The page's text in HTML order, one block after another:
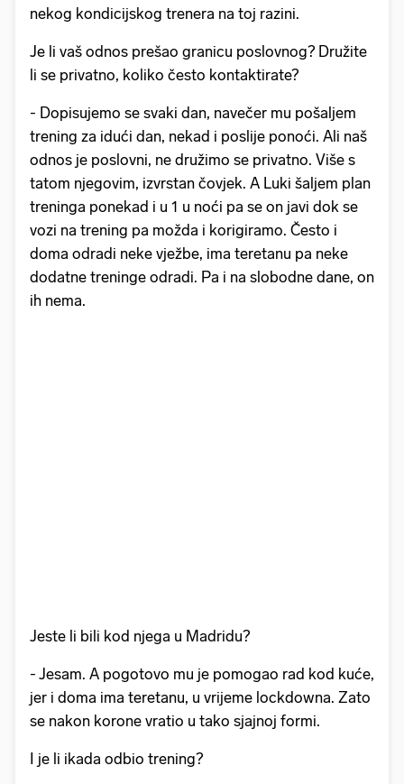
nekog kondicijskog trenera na toj razini.
Je li vaš odnos prešao granicu poslovnog? Družite
li se privatno, koliko često kontaktirate?
- Dopisujemo se svaki dan, navečer mu pošaljem
trening za idući dan, nekad i poslije ponoći. Ali naš
odnos je poslovni, ne družimo se privatno. Više s
tatom njegovim, izvrstan čovjek. A Luki šaljem plan
treninga ponekad i u 1 u noći pa se on javi dok se
vozi na trening pa možda i korigiramo. Često i
doma odradi neke vježbe, ima teretanu pa neke
dodatne treninge odradi. Pa i na slobodne dane, on
ih nema.
Jeste li bili kod njega u Madridu?
- Jesam. A pogotovo mu je pomogao rad kod kuće,
jer i doma ima teretanu, u vrijeme lockdowna. Zato
se nakon korone vratio u tako sjajnoj formi.
I je li ikada odbio trening?